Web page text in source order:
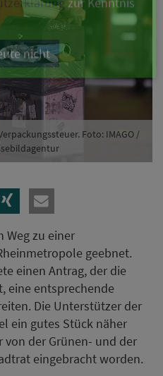
Foto: IMAGO /
Weg zu einer
geebnet.
einen Antrag, der die
eine entsprechende
Die Unterstützer der
ein gutes Stück näher
von der Grünen- und der
eingebracht worden.
erhalten
8.30 Uhr)
zur Kenntnis
nicht